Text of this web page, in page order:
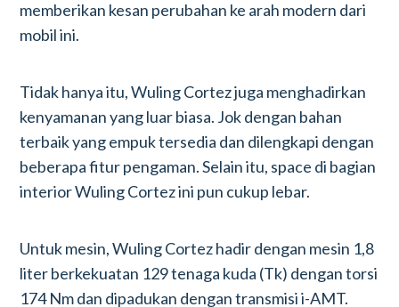
memberikan kesan perubahan ke arah modern dari
mobil ini.
Tidak hanya itu, Wuling Cortez juga menghadirkan
kenyamanan yang luar biasa. Jok dengan bahan
terbaik yang empuk tersedia dan dilengkapi dengan
beberapa fitur pengaman. Selain itu, space di bagian
interior Wuling Cortez ini pun cukup lebar.
Untuk mesin, Wuling Cortez hadir dengan mesin 1,8
liter berkekuatan 129 tenaga kuda (Tk) dengan torsi
174 Nm dan dipadukan dengan transmisi i-AMT.